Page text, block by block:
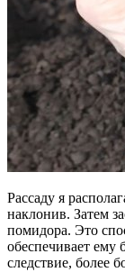
Рассаду я
наклонив. Затем
помидора. Это
обеспечивает ему
следствие, более